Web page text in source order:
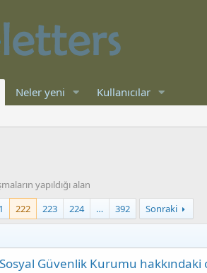
Neler yeni Kullanıcılar
yapıldığı alan
222 223 224 … 392 Sonraki
Güvenlik Kurumu